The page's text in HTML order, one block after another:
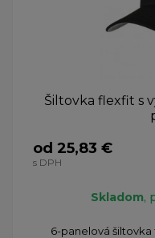
Šiltovka flexfit s
od 25,83 €
s DPH
Skladom,
​6-panelová